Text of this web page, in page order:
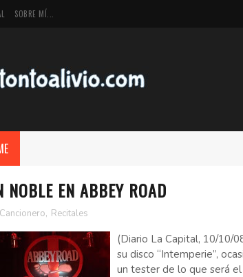
SOBRE MÍ...
NOBLE EN ABBEY ROAD
Cancionero, Recitales
(Diario La Capital, 10/10/
su disco “Intemperie”,
un tester de lo que será